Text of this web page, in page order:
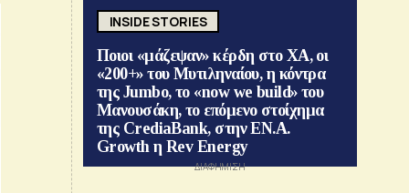
INSIDE STORIES
Ποιοι «μάζεψαν» κέρδη στο ΧΑ, οι
«200+» του Μυτιληναίου, η κόντρα
της Jumbo, το «now we build» του
Μανουσάκη, το επόμενο στοίχημα
της CrediaBank, στην ΕΝ.Α.
Growth η Rev Energy